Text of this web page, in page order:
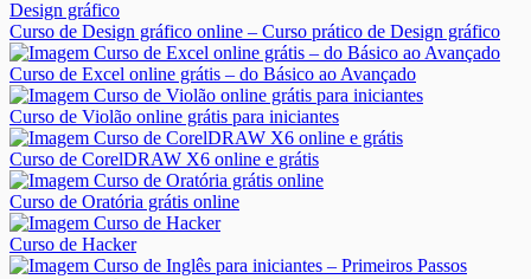
Curso de Design gráfico online – Curso prático de Design gráfico
Curso de Excel online grátis – do Básico ao Avançado
Curso de Violão online grátis para iniciantes
Curso de CorelDRAW X6 online e grátis
Curso de Oratória grátis online
Curso de Hacker